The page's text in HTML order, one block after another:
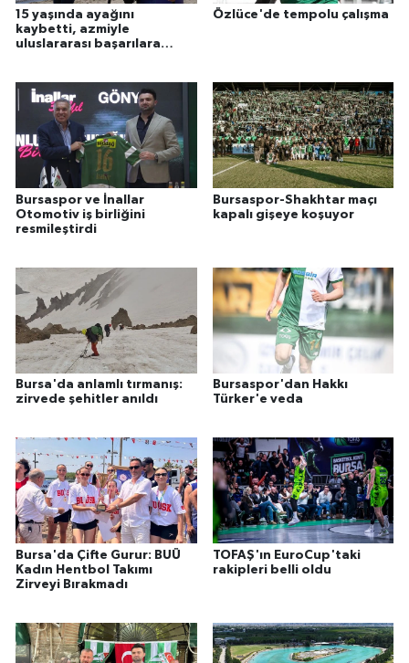
15 yaşında ayağını
kaybetti, azmiyle
uluslararası başarılara
Özlüce'de tempolu çalışma
Bursaspor ve İnallar
Otomotiv iş birliğini
resmileştirdi
Bursaspor-Shakhtar maçı
kapalı gişeye koşuyor
Bursa'da anlamlı tırmanış:
zirvede şehitler anıldı
Bursaspor'dan Hakkı
Türker'e veda
Bursa'da Çifte Gurur: BUÜ
Kadın Hentbol Takımı
Zirveyi Bırakmadı
TOFAŞ'ın EuroCup'taki
rakipleri belli oldu